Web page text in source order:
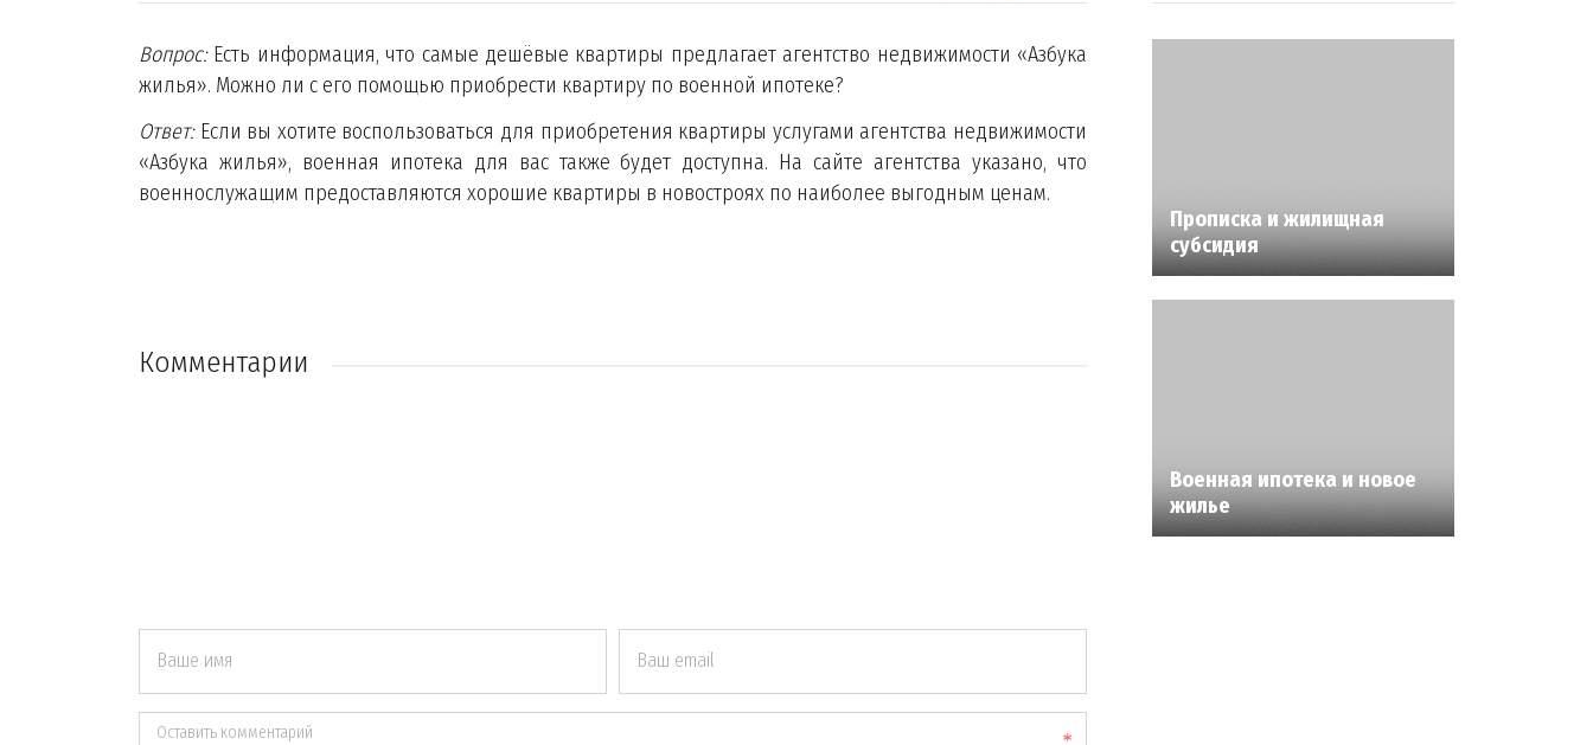
Вопрос:Есть информация, что самые дешёвые квартиры предлагает агентство недвижимости «Азбука
жилья». Можно ли с его помощью приобрести квартиру по военной ипотеке?
Ответ:Если вы хотите воспользоваться для приобретения квартиры услугами агентства недвижимости
«Азбука жилья», военная ипотека для вас также будет доступна. На сайте агентства указано, что
военнослужащим предоставляются хорошие квартиры в новостроях по наиболее выгодным ценам.
Комментарии
Ваше имя Ваш email
Оставить комментарий
Прописка и жилищная
субсидия
Военная ипотека и новое
жилье